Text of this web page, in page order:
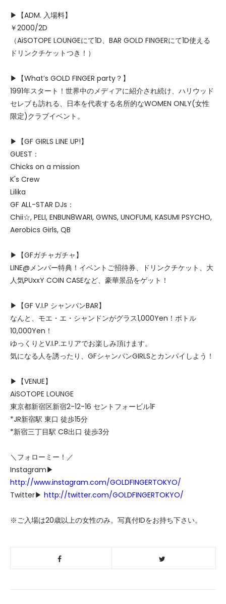
▶【ADM. 入場料】
￥2000/2D
（AiSOTOPE LOUNGEにて1D、BAR GOLD FINGERにて1D使える
ドリンクチケットつき！）
▶【What’s GOLD FINGER party？】
1991年スタート！世界中のメディアに紹介され続け、ハリウッド
セレブも訪れる、日本を代表する名所的なWOMEN ONLY(女性
限定)クラブイベント。
▶【GF GIRLS LINE UP!】
GUEST：
Chicks on a mission
K's Crew
Lilika
GF ALL-STAR DJs：
Chii☆, PELI, ENBUN8WARI, GWNS, UNOFUMI, KASUMI PSYCHO,
Aerobics Girls, QB
▶【GFガチャガチャ】
LINE@メンバー特典！イベントご招待券、ドリンクチケット、大
人気PUxxY COIN CASEなど、豪華景品をゲット！
▶【GF V.I.P シャンパンBAR】
なんと、モエ・エ・シャンドンがグラス1,000Yen！ボトル
10,000Yen！
ゆっくりとV.I.P.エリアでお楽しみ頂けます。
気になる人を誘ったり、GFシャンパンGIRLSとカンパイしよう！
▶【VENUE】
AiSOTOPE LOUNGE
東京都新宿区新宿2-12-16 セントフォービル1F
*JR新宿駅 東口 徒歩15分
*新宿三丁目駅 C8出口 徒歩3分
＼フォローミー！／
Instagram▶
http://www.instagram.com/GOLDFINGERTOKYO/
Twitter▶ http://twitter.com/GOLDFINGERTOKYO/
※ご入場は20歳以上の女性のみ。写真付IDをお持ち下さい。